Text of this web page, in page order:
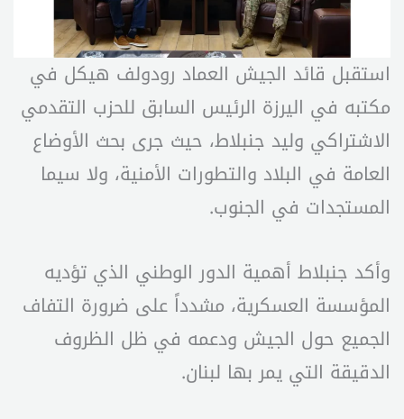
استقبل قائد الجيش العماد رودولف هيكل في
مكتبه في اليرزة الرئيس السابق للحزب التقدمي
الاشتراكي وليد جنبلاط، حيث جرى بحث الأوضاع
العامة في البلاد والتطورات الأمنية، ولا سيما
المستجدات في الجنوب.
وأكد جنبلاط أهمية الدور الوطني الذي تؤديه
المؤسسة العسكرية، مشدداً على ضرورة التفاف
الجميع حول الجيش ودعمه في ظل الظروف
الدقيقة التي يمر بها لبنان.